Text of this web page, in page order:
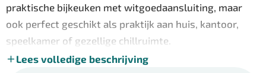
praktische bijkeuken met witgoedaansluiting, maar
ook perfect geschikt als praktijk aan huis, kantoor,
speelkamer of gezellige chillruimte.
De eerste verdieping beschikt over drie ruime
Lees volledige beschrijving